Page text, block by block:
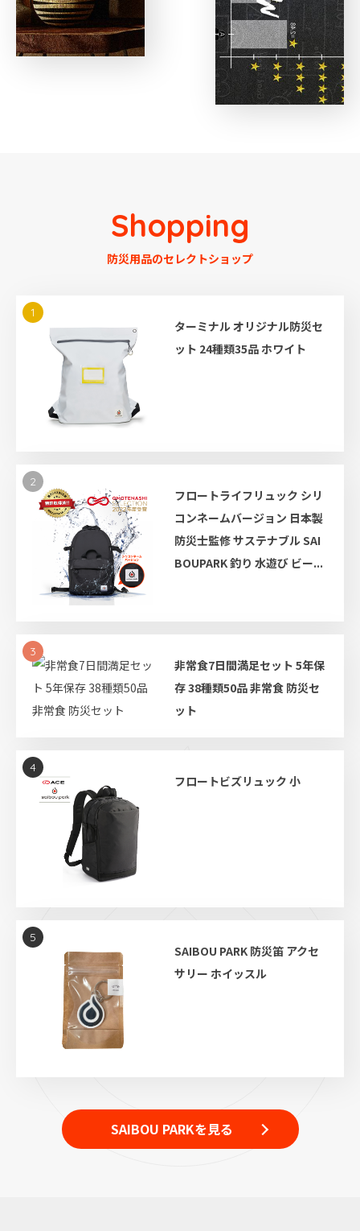
Shopping
防災用品のセレクトショップ
ターミナル オリジナル防災セ
ット 24種類35品 ホワイト
1
フロートライフリュック シリ
コンネームバージョン 日本製
防災士監修 サステナブル SAI
BOUPARK 釣り 水遊び ビー...
2
非常食7日間満足セット 5年保
存 38種類50品 非常食 防災セ
ット
3
フロートビズリュック 小
4
SAIBOU PARK 防災笛 アクセ
サリー ホイッスル
5
SAIBOU PARKを見る